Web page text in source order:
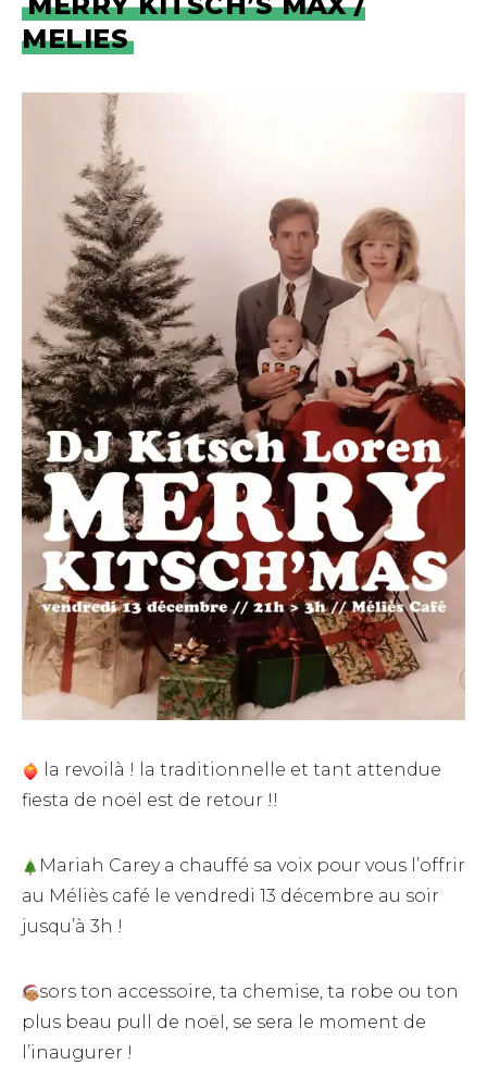
MELIES
la revoilà ! la traditionnelle et tant attendue
fiesta de noël est de retour !!
Mariah Carey a chauffé sa voix pour vous l’offrir
au Méliès café le vendredi 13 décembre au soir
jusqu’à 3h !
sors ton accessoire, ta chemise, ta robe ou ton
plus beau pull de noël, se sera le moment de
l’inaugurer !